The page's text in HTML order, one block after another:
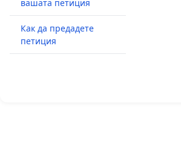
вашата петиция
Как да предадете
петиция